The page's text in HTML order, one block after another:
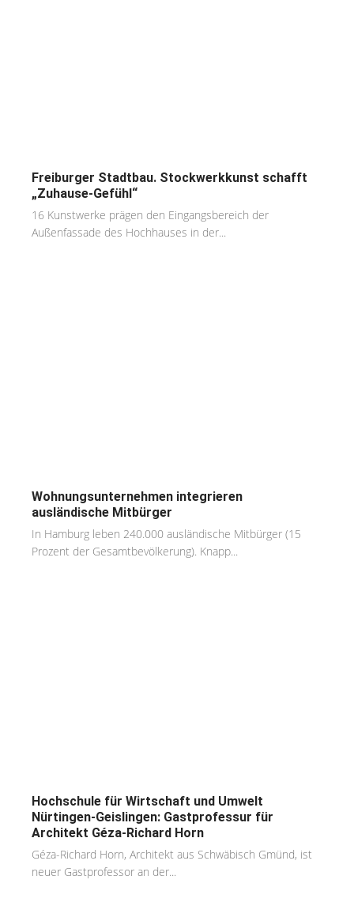
Freiburger Stadtbau. Stockwerkkunst schafft
„Zuhause-Gefühl“
16 Kunstwerke prägen den Eingangsbereich der
Außenfassade des Hochhauses in der...
Wohnungsunternehmen integrieren
ausländische Mitbürger
In Hamburg leben 240.000 ausländische Mitbürger (15
Prozent der Gesamtbevölkerung). Knapp...
Hochschule für Wirtschaft und Umwelt
Nürtingen-Geislingen: Gastprofessur für
Architekt Géza-Richard Horn
Géza-Richard Horn, Architekt aus Schwäbisch Gmünd, ist
neuer Gastprofessor an der...